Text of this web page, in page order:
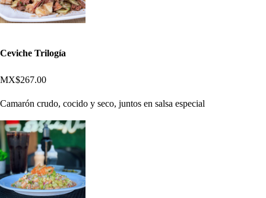
Ceviche Trilogía
MX$267.00
Camarón crudo, cocido y seco, juntos en salsa especial